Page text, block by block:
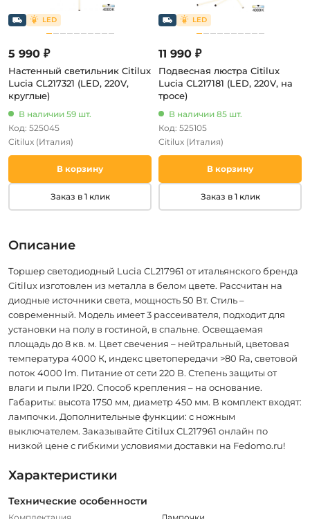
5 990 ₽
Настенный светильник Citilux
Lucia CL217321 (LED, 220V,
круглые)
В наличии 59 шт.
Код: 525045
Citilux (Италия)
В корзину
Заказ в 1 клик
11 990 ₽
Подвесная люстра Citilux
Lucia CL217181 (LED, 220V, на
тросе)
В наличии 85 шт.
Код: 525105
Citilux (Италия)
В корзину
Заказ в 1 клик
Описание
Торшер светодиодный Lucia CL217961 от итальянского бренда
Citilux изготовлен из металла в белом цвете. Рассчитан на
диодные источники света, мощность 50 Вт. Стиль –
современный. Модель имеет 3 рассеивателя, подходит для
установки на полу в гостиной, в спальне. Освещаемая
площадь до 8 кв. м. Цвет свечения – нейтральный, цветовая
температура 4000 К, индекс цветопередачи >80 Ra, световой
поток 4000 lm. Питание от сети 220 В. Степень защиты от
влаги и пыли IP20. Способ крепления – на основание.
Габариты: высота 1750 мм, диаметр 450 мм. В комплект входят:
лампочки. Дополнительные функции: с ножным
выключателем. Заказывайте Citilux CL217961 онлайн по
низкой цене с гибкими условиями доставки на Fedomo.ru!
Характеристики
Технические особенности